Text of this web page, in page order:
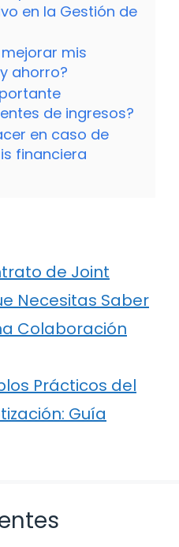
en la Gestión de
mis
ahorro?
de ingresos?
en caso de
financiera
de Joint
Necesitas Saber
Colaboración
Prácticos del
Guía